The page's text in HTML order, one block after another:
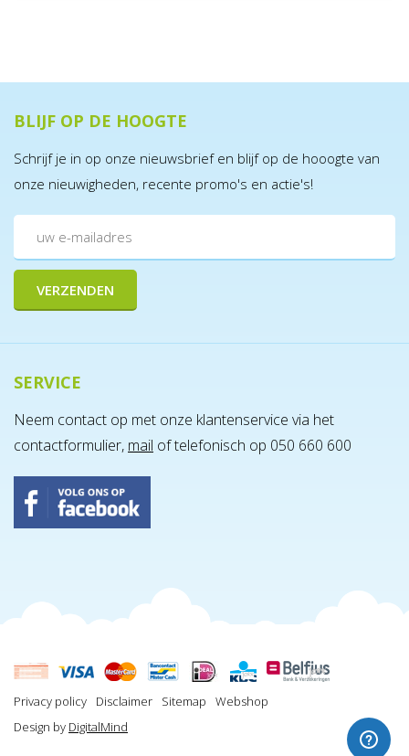
BLIJF OP DE HOOGTE
Schrijf je in op onze nieuwsbrief en blijf op de hooogte van
onze nieuwigheden, recente promo's en actie's!
SERVICE
Neem contact op met onze klantenservice via het
contactformulier, mail of telefonisch op 050 660 600
Privacy policy Disclaimer Sitemap
Webshop
Design by DigitalMind